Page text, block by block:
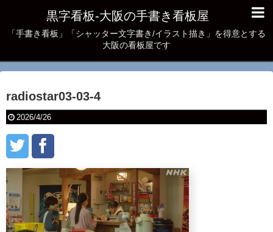
黒字看板‐大阪の手書き看板屋
「手書き看板」「シャッター文字書き/イラスト描き」を得意とする
大阪の看板屋です
radiostar03-03-4
2026/4/26